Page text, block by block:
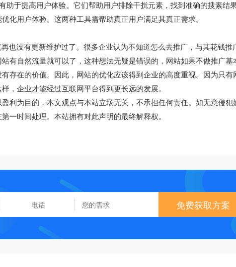
于提高用户体验。它们帮助用户排除干扰元素，找到准确的搜素结果
化用户体验。这两种工具需帮助真正用户满足其真正需求。
也没有更新维护过了。很多企业认为不知道怎么去推广，与其花钱推
有自然流量就可以了，这种想法无疑是错误的，网站如果不做推广基
存在的价值。因此，网站的优化应该得到企业的高度重视。因为只有
，企业才能经过互联网平台得到更长远的发展。
利为目的，本文观点与本站立场无关，不承担任何责任。如无意侵犯
一时间处理。本站拥有对此声明的最终解释权。
免费获取方案